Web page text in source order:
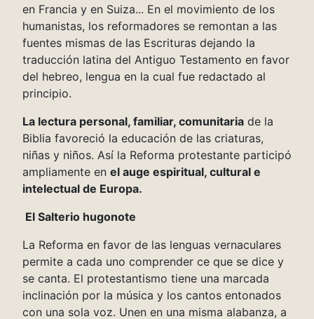
en Francia y en Suiza... En el movimiento de los
humanistas, los reformadores se remontan a las
fuentes mismas de las Escrituras dejando la
traducción latina del Antiguo Testamento en favor
del hebreo, lengua en la cual fue redactado al
principio.
La lectura personal, familiar, comunitaria de la
Biblia favoreció la educación de las criaturas,
niñas y niños. Así la Reforma protestante participó
ampliamente en el auge espiritual, cultural e
intelectual de Europa.
El Salterio hugonote
La Reforma en favor de las lenguas vernaculares
permite a cada uno comprender ce que se dice y
se canta. El protestantismo tiene una marcada
inclinación por la música y los cantos entonados
con una sola voz. Unen en una misma alabanza, a